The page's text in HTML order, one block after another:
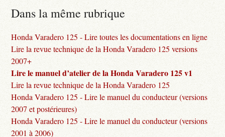
Dans la même rubrique
Honda Varadero 125 - Lire toutes les documentations en ligne
Lire la revue technique de la Honda Varadero 125 versions
2007+
Lire le manuel d’atelier de la Honda Varadero 125 v1
Lire la revue technique de la Honda Varadero 125
Honda Varadero 125 - Lire le manuel du conducteur (versions
2007 et postérieures)
Honda Varadero 125 - Lire le manuel du conducteur (versions
2001 à 2006)